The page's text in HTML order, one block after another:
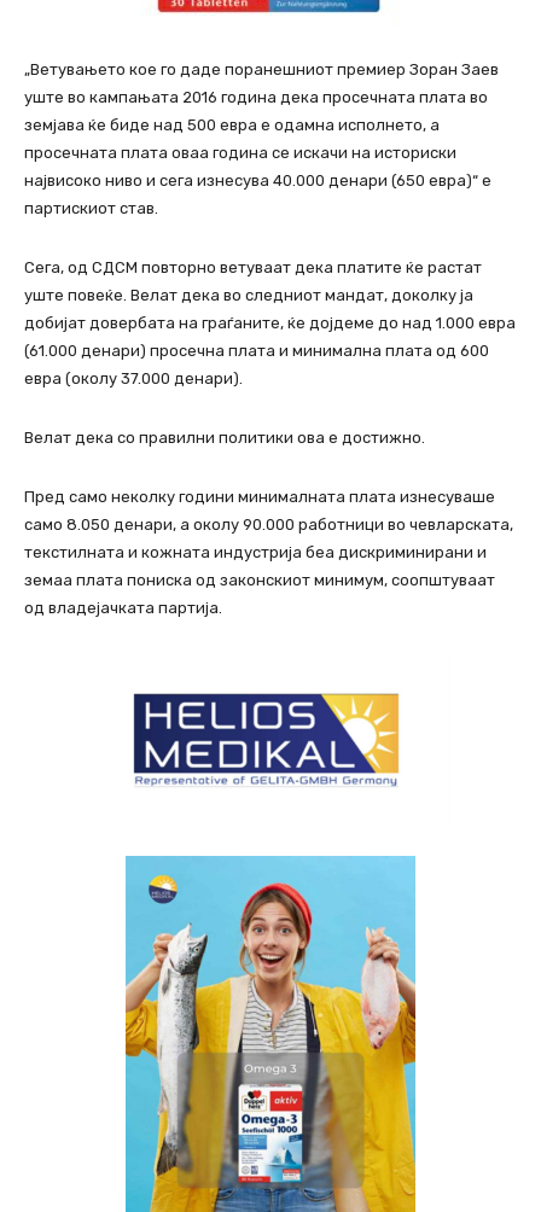
„Ветувањето кое го даде поранешниот премиер Зоран Заев
уште во кампањата 2016 година дека просечната плата во
земјава ќе биде над 500 евра е одамна исполнето, а
просечната плата оваа година се искачи на историски
највисоко ниво и сега изнесува 40.000 денари (650 евра)“ е
партискиот став.
Сега, од СДСМ повторно ветуваат дека платите ќе растат
уште повеќе. Велат дека во следниот мандат, доколку ја
добијат довербата на граѓаните, ќе дојдеме до над 1.000 евра
(61.000 денари) просечна плата и минимална плата од 600
евра (околу 37.000 денари).
Велат дека со правилни политики ова е достижно.
Пред само неколку години минималната плата изнесуваше
само 8.050 денари, а околу 90.000 работници во чевларската,
текстилната и кожната индустрија беа дискриминирани и
земаа плата пониска од законскиот минимум, соопштуваат
од владејачката партија.